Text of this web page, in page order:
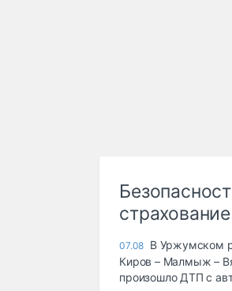
страхование
07.08 В Уржумском
Киров – Малмыж –
произошло ДТП с